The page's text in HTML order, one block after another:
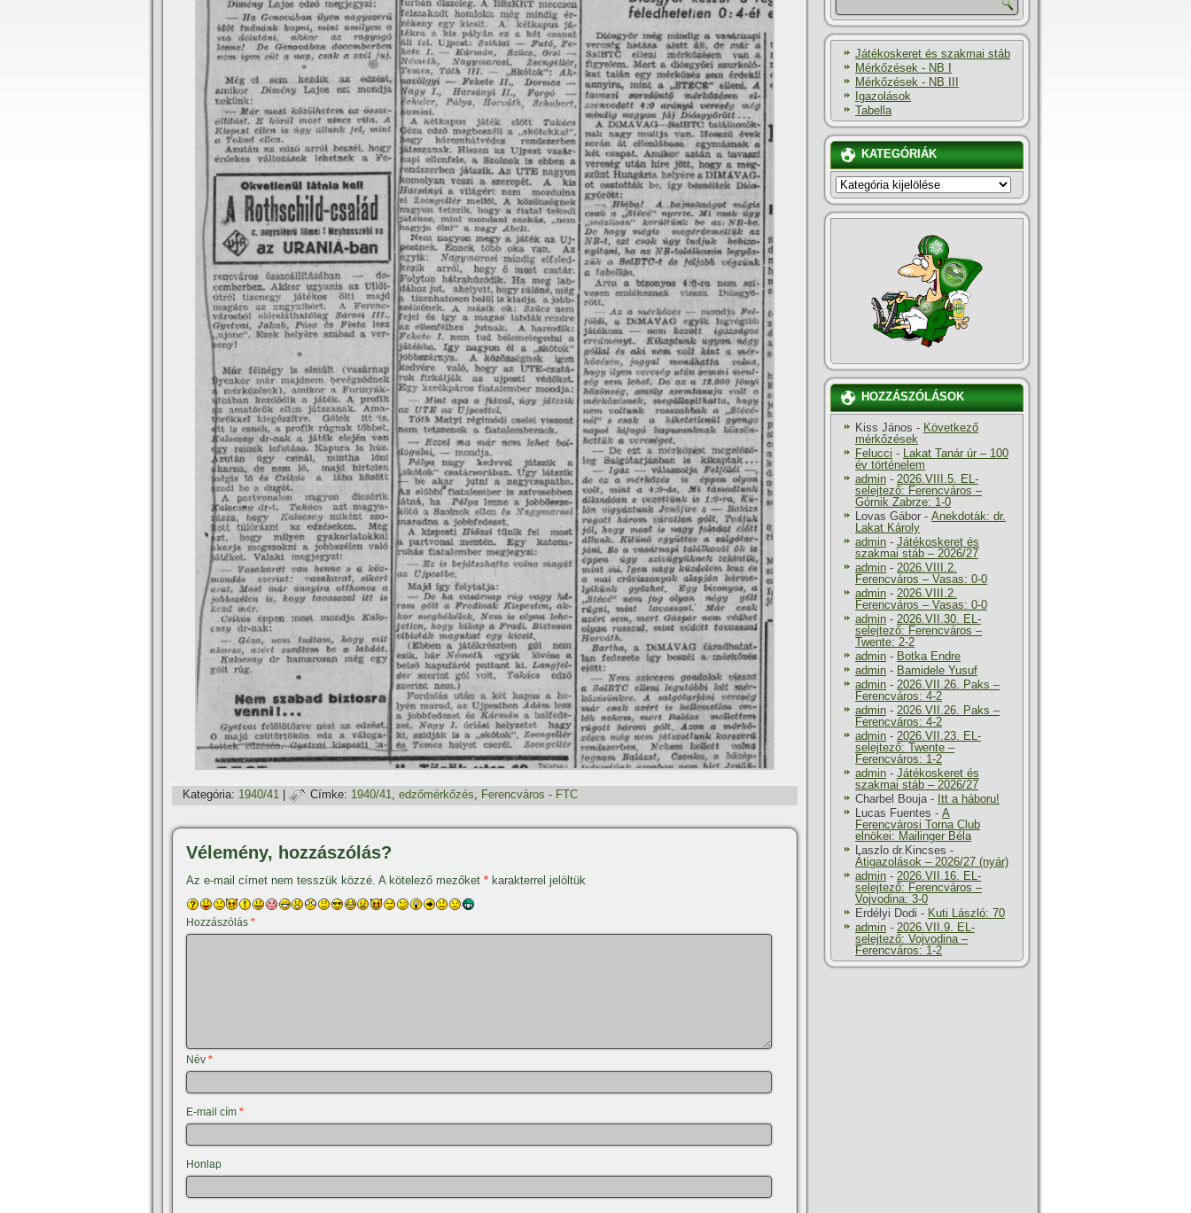
Kategória: 1940/41 Címke: 1940/41, edzőmérkőzés, Ferencváros - FTC
Vélemény, hozzászólás?
Az e-mail címet nem tesszük közzé. A kötelező mezőket * karakterrel jelöltük
Hozzászólás *
Név *
E-mail cím *
Honlap
Játékoskeret és szakmai stáb
Mérkőzések - NB I
Mérkőzések - NB III
Igazolások
Tabella
KATEGÓRIÁK
KATEGÓRIÁK
HOZZÁSZÓLÁSOK
Kiss János - Következő
mérkőzések
Felucci - Lakat Tanár úr – 100
év történelem
admin - 2026.VIII.5. EL-
selejtező: Ferencváros –
Górnik Zabrze: 1-0
Lovas Gábor - Anekdoták: dr.
Lakat Károly
admin - Játékoskeret és
szakmai stáb – 2026/27
admin - 2026.VIII.2.
Ferencváros – Vasas: 0-0
admin - 2026.VIII.2.
Ferencváros – Vasas: 0-0
admin - 2026.VII.30. EL-
selejtező: Ferencváros –
Twente: 2-2
admin - Botka Endre
admin - Bamidele Yusuf
admin - 2026.VII.26. Paks –
Ferencváros: 4-2
admin - 2026.VII.26. Paks –
Ferencváros: 4-2
admin - 2026.VII.23. EL-
selejtező: Twente –
Ferencváros: 1-2
admin - Játékoskeret és
szakmai stáb – 2026/27
Charbel Bouja- Itt a háboru!
Lucas Fuentes - A
Ferencvárosi Torna Club
elnökei: Mailinger Béla
Laszlo dr.Kincses -
Átigazolások – 2026/27 (nyár)
admin - 2026.VII.16. EL-
selejtező: Ferencváros –
Vojvodina: 3-0
Erdélyi Dodi - Kuti László: 70
admin - 2026.VII.9. EL-
selejtező: Vojvodina –
Ferencváros: 1-2